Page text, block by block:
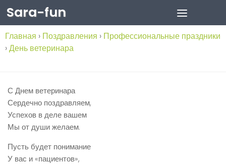
Skip to content
Sara-fun
Главная › Поздравления › Профессиональные праздники
›День ветеринара
С Днем ветеринара
Сердечно поздравляем,
Успехов в деле вашем
Мы от души желаем.
Пусть будет понимание
У вас и «пациентов»,